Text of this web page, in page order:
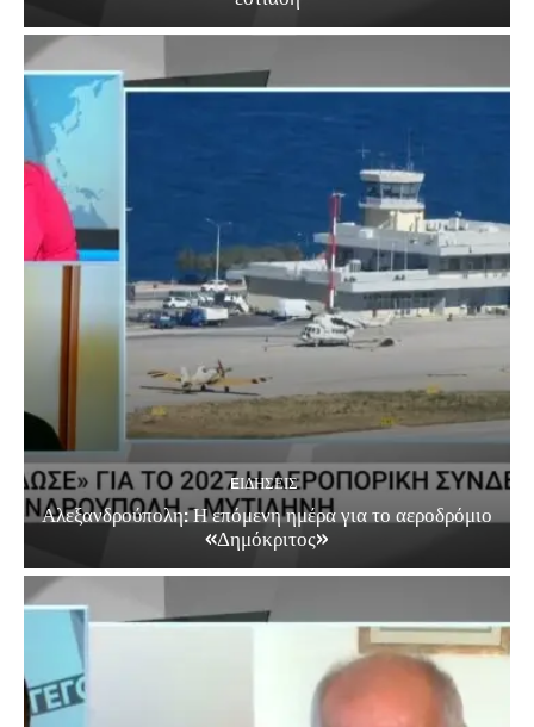
EΙΔΗΣΕΙΣ
Αλεξανδρούπολη: Η επόμενη ημέρα για το αεροδρόμιο
«Δημόκριτος»